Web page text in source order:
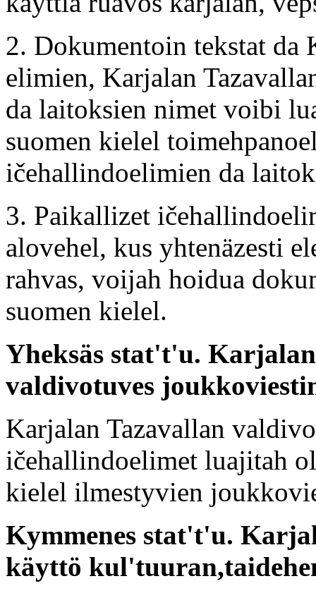
2. Dokumentoin tekstat da
elimien, Karjalan
da laitoksien nimet voibi
suomen kielel
ičehallindoelimien da
3. Paikallizet
alovehel, kus yhtenäzesti
rahvas, voijah hoidua
suomen kielel.
Yheksäs stat't'u.
valdivotuves
Karjalan Tazavallan
ičehallindoelimet luajitah
kielel ilmestyvien
Kymmenes stat't'u.
käyttö